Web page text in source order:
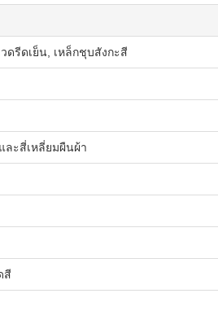
รีดเย็น, เหล็กชุบสังกะสี
ละสี่เหลี่ยมผืนผ้า
สี